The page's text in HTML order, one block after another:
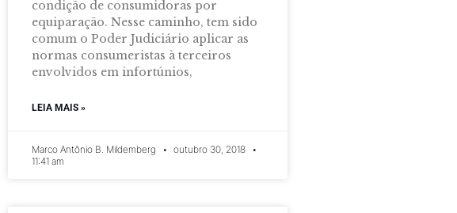
condição de consumidoras por
equiparação. Nesse caminho, tem sido
comum o Poder Judiciário aplicar as
normas consumeristas à terceiros
envolvidos em infortúnios,
LEIA MAIS »
Marco Antônio B. Mildemberg
outubro 30, 2018
11:41 am